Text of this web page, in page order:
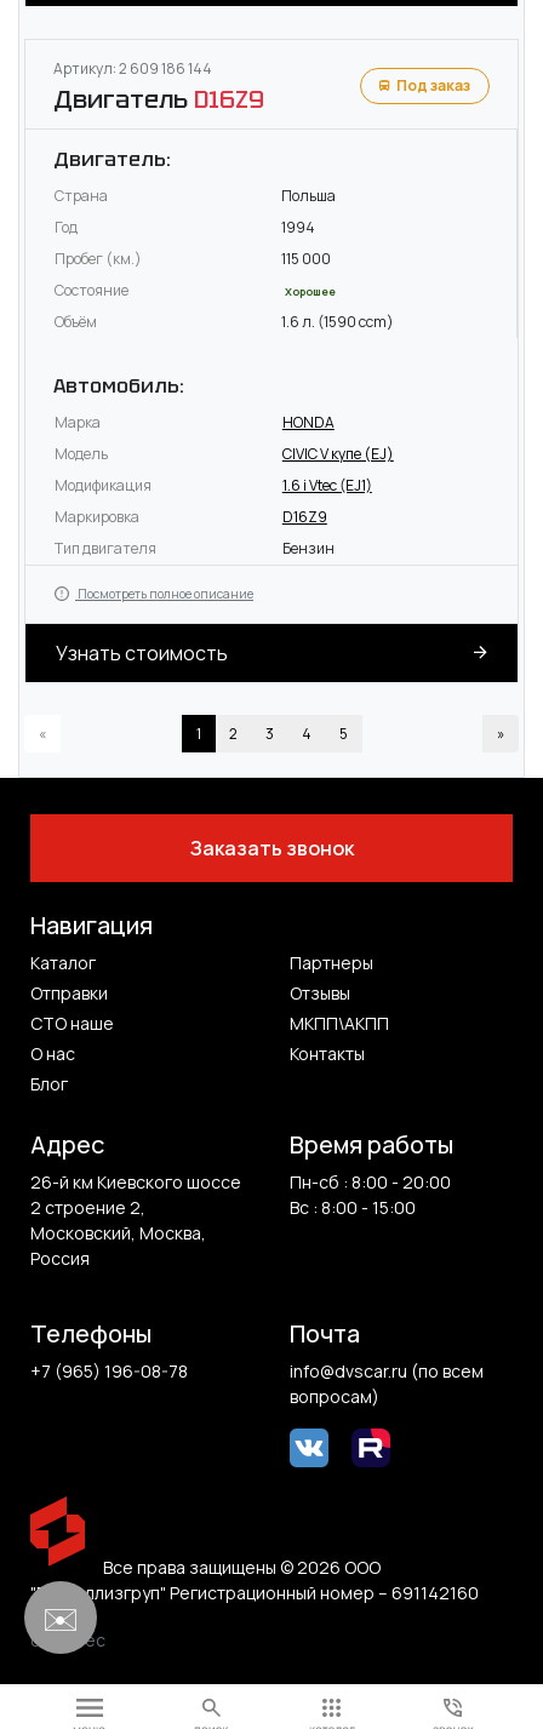
Артикул: 2 609 186 144
Двигатель D16Z9 Под заказ
Двигатель:
Страна
Польша
Год
1994
Пробег (км.)
115 000
Состояние
Хорошее
Объём 1.6 л. (1590 ccm)
Автомобиль:
Марка
HONDA
Модель
CIVIC V купе (EJ)
Модификация
1.6 i Vtec (EJ1)
Маркировка
D16Z9
Тип двигателя
Бензин
Посмотреть полное описание
Узнать стоимость
« 1 2 3 4 5 »
Заказать звонок
Все права защищены © 2026 ООО
"Белвиллизгруп" Регистрационный номер – 691142160
Навигация
Каталог
Партнеры
Отправки
Отзывы
СТО наше
МКПП\АКПП
О нас
Контакты
Блог
Адрес
26-й км Киевского шоссе
2 строение 2,
Московский, Москва,
Россия
Время работы
Пн-сб : 8:00 - 20:00
Вс : 8:00 - 15:00
Телефоны
+7 (965) 196-08-78
Почта
info@dvscar.ru (по всем
вопросам)
0.106 sec
✉️